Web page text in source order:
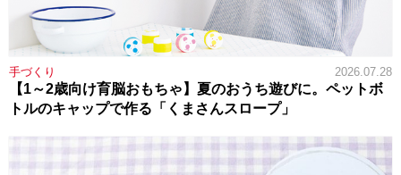
手づくり 2026.07.28
【1～2歳向け育脳おもちゃ】夏のおうち遊びに。ペットボ
トルのキャップで作る「くまさんスロープ」